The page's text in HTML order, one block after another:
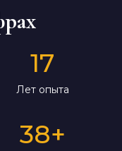
17
Лет опыта
38+